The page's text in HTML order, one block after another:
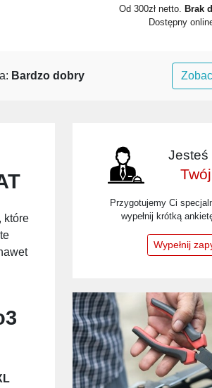
Od 300zł netto. Brak
Dostępny
Bardzo dobry
które
Jesteś
Przygotujemy Ci
wypełnij krótką
Wypełnij